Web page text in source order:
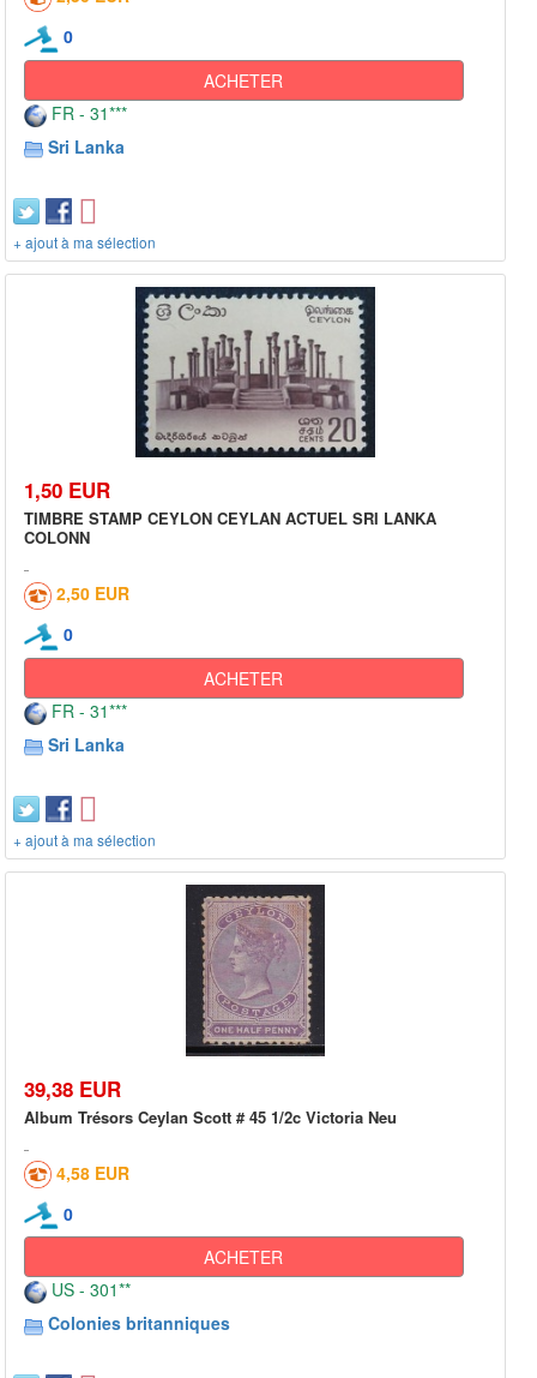
0
ACHETER
FR - 31***
Sri Lanka
+ ajout à ma sélection
1,50 EUR
TIMBRE STAMP CEYLON CEYLAN ACTUEL SRI LANKA
COLONN
2,50 EUR
0
ACHETER
FR - 31***
Sri Lanka
+ ajout à ma sélection
39,38 EUR
Album Trésors Ceylan Scott # 45 1/2c Victoria Neu
4,58 EUR
0
ACHETER
US - 301**
Colonies britanniques